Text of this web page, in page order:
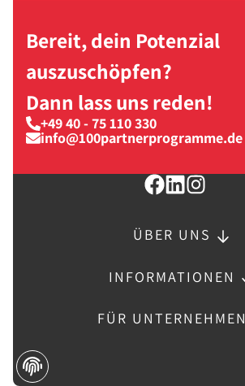
Bereit, dein Potenzial
auszuschöpfen?
Dann lass uns reden!
+49 40 - 75 110 330
info@100partnerprogramme.de
ÜBER UNS
INFORMATIONEN
FÜR UNTERNEHMEN